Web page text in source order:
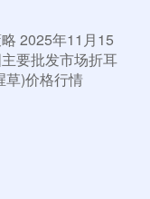
2025年11月15
要批发市场折耳
草)价格行情